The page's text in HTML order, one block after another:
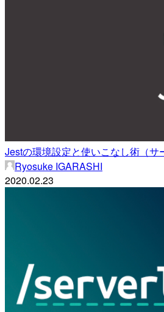
Jestの環境設定と使いこなし術（サ
Ryosuke IGARASHI
2020.02.23